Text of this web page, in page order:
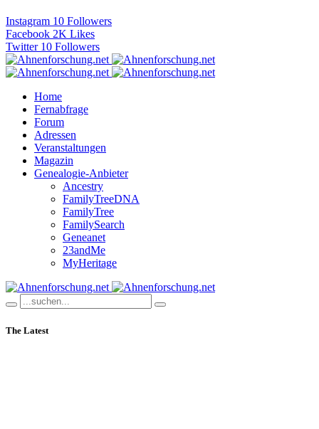
Instagram 10 Followers
Facebook 2K Likes
Twitter 10 Followers
Home
Fernabfrage
Forum
Adressen
Veranstaltungen
Magazin
Genealogie-Anbieter
Ancestry
FamilyTreeDNA
FamilyTree
FamilySearch
Geneanet
23andMe
MyHeritage
The Latest